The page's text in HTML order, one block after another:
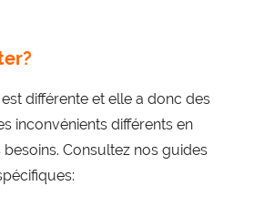
différente et elle a donc des
inconvénients différents en
Consultez nos guides